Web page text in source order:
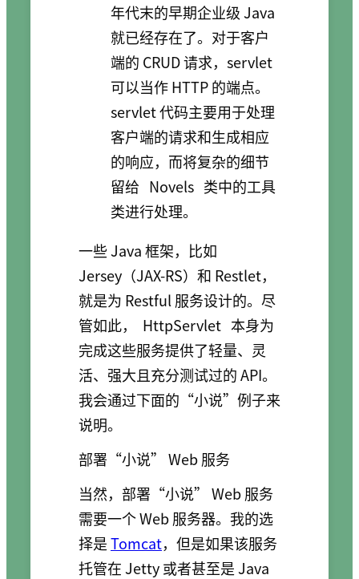
年代末的早期企业级 Java
就已经存在了。对于客户
端的 CRUD 请求，servlet
可以当作 HTTP 的端点。
servlet 代码主要用于处理
客户端的请求和生成相应
的响应，而将复杂的细节
留给 Novels 类中的工具
类进行处理。
一些 Java 框架，比如
Jersey（JAX-RS）和 Restlet，
就是为 Restful 服务设计的。尽
管如此，
HttpServlet 本身为
完成这些服务提供了轻量、灵
活、强大且充分测试过的 API。
我会通过下面的“小说”例子来
说明。
部署“小说” Web 服务
当然，部署“小说” Web 服务
需要一个 Web 服务器。我的选
择是Tomcat，但是如果该服务
托管在 Jetty 或者甚至是 Java